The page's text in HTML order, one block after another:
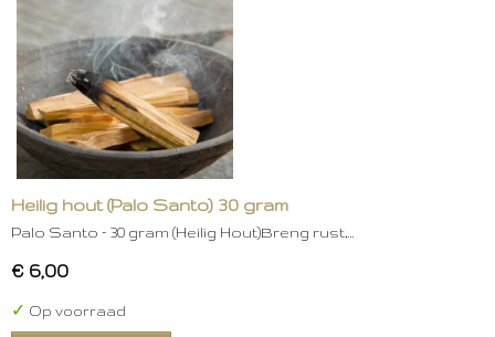
Heilig hout (Palo Santo) 30 gram
Palo Santo – 30 gram (Heilig Hout)Breng rust,…
€ 6,00
✓ Op voorraad